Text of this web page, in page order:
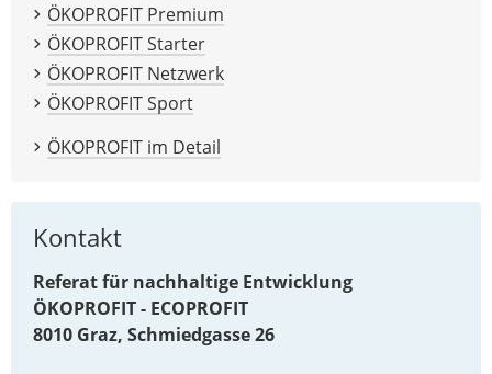
ÖKOPROFIT Premium
ÖKOPROFIT Starter
ÖKOPROFIT Netzwerk
ÖKOPROFIT Sport
ÖKOPROFIT im Detail
Kontakt
Referat für nachhaltige Entwicklung
ÖKOPROFIT - ECOPROFIT
8010 Graz, Schmiedgasse 26